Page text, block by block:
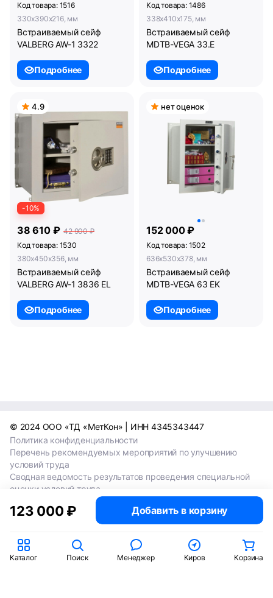
123 000 ₽ Добавить в корзину
Код товара: 1516
330x390x216, мм
Встраиваемый сейф
VALBERG AW-1 3322
Подробнее
Код товара: 1486
338x410x175, мм
Встраиваемый сейф
MDTB-VEGA 33.E
Подробнее
4.9
-10%
38 610 ₽ 42 900 ₽
Код товара: 1530
380x450x356, мм
Встраиваемый сейф
VALBERG AW-1 3836 EL
Подробнее
нет оценок
152 000 ₽
Код товара: 1502
636x530x378, мм
Встраиваемый сейф
MDTB-VEGA 63 EK
Подробнее
© 2024 ООО «ТД «МетКон» | ИНН 4345343447
Политика конфиденциальности
Перечень рекомендуемых мероприятий по улучшению
условий труда
Сводная ведомость результатов проведения специальной
оценки условий труда
Сводная ведомость результатов проведения специальной
оценки условий труда 2024
Сводная ведомость результатов проведения специальной
оценки условий труда 2025
Каталог Поиск Менеджер Киров Корзина